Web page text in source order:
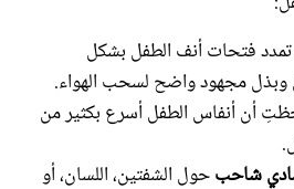
تمدد فتحات أنف الطفل بشكل
مجهود واضح لسحب الهواء.
أن أنفاس الطفل أسرع بكثير من
شاحبحول الشفتين، اللسان، أو